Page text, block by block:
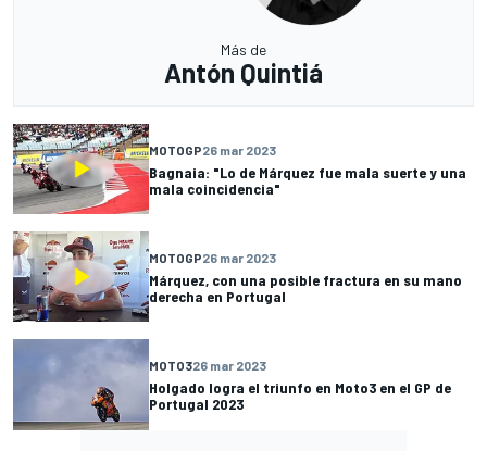
Más de
Antón Quintiá
MOTOGP26 mar 2023
Bagnaia: "Lo de Márquez fue mala suerte y una
mala coincidencia"
MOTOGP26 mar 2023
Márquez, con una posible fractura en su mano
derecha en Portugal
MOTO326 mar 2023
Holgado logra el triunfo en Moto3 en el GP de
Portugal 2023